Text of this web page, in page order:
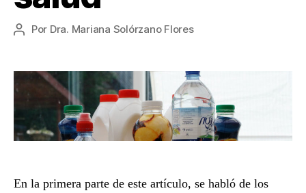
Autor
entrada
Por Dra. Mariana Solórzano Flores
En la primera parte de este artículo, se habló de los